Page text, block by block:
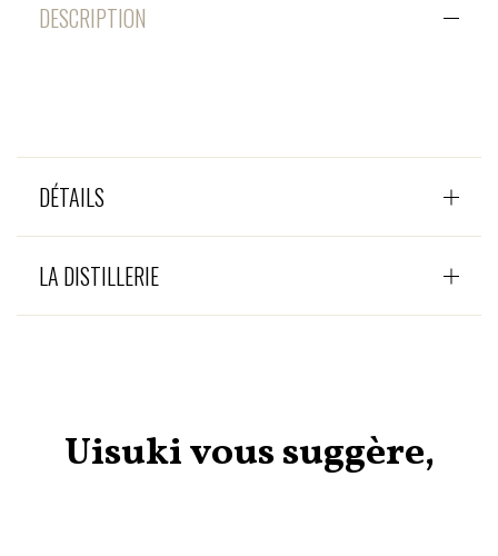
DESCRIPTION
DÉTAILS
LA DISTILLERIE
Uisuki vous suggère,